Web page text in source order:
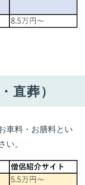
直葬）
車料・お膳料とい
い。